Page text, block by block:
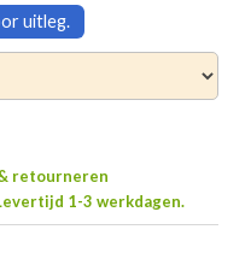
retourneren
1-3 werkdagen.
uitleg.